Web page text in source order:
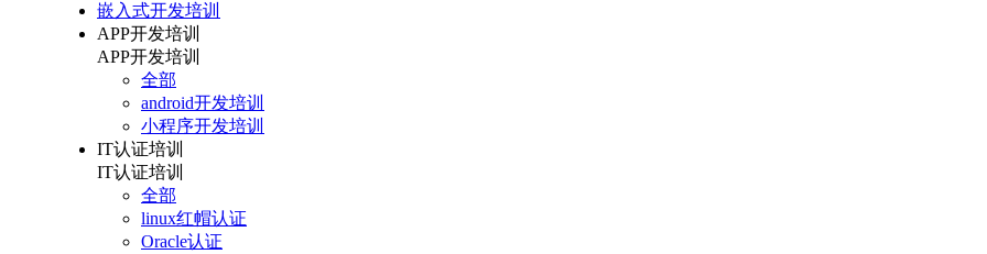
嵌入式开发培训
APP开发培训
APP开发培训
全部
android开发培训
小程序开发培训
IT认证培训
IT认证培训
全部
linux红帽认证
Oracle认证